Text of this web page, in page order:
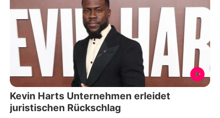
Kevin Harts Unternehmen erleidet
juristischen Rückschlag